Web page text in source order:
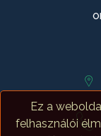
Ez a
felhasználói